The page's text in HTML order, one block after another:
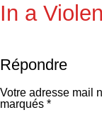
In a
Répondre
Votre adresse mail
marqués *